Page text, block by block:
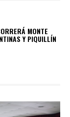
MONTE
Y PIQUILLÍN